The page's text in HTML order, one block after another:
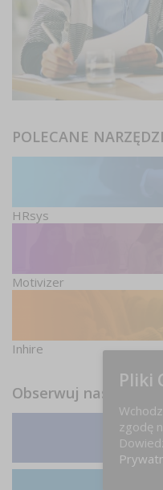
POLECANE
HRsys
Motivizer
Inhire
Obserwuj nas
Pliki
zgodę